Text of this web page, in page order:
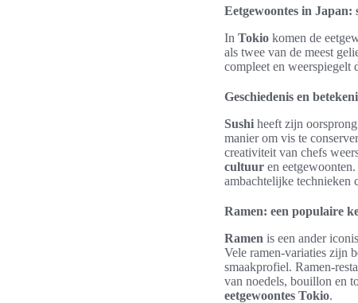
Eetgewoontes in Japan:
In Tokio komen de
als twee van de meest
compleet en weerspiegelt
Geschiedenis en
Sushi heeft zijn
manier om vis te
creativiteit van chefs
cultuur en
ambachtelijke technieken
Ramen: een populaire
Ramen is een ander
Vele ramen-variaties zijn
smaakprofiel. Ramen-
van noedels, bouillon en
eetgewoontes Tokio.